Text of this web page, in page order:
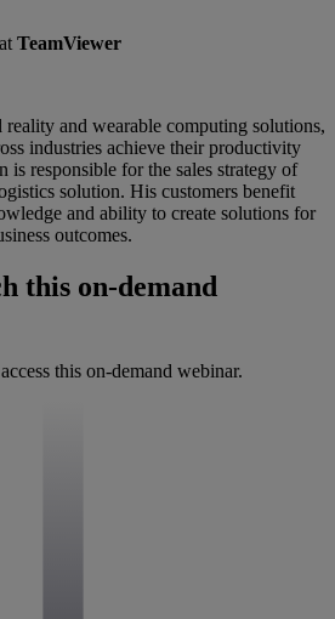
at TeamViewer
and wearable computing solutions,
industries achieve their productivity
is responsible for the sales strategy of
solution. His customers benefit
and ability to create solutions for
outcomes.
this on-demand
this on-demand webinar.